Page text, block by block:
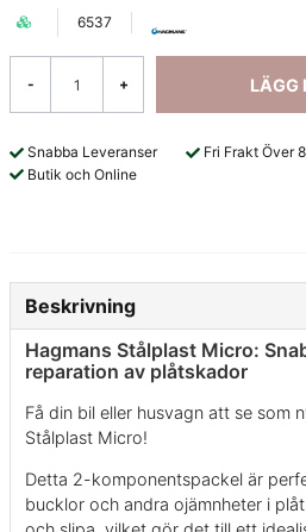
6537
- + LÄGG
Snabba Leveranser Fri Frakt Över
Butik och Online
Beskrivning
Hagmans Stålplast Micro:
reparation av plåtskador
Få din bil eller husvagn att se som
Stålplast Micro!
Detta 2-komponentspackel är
bucklor och andra ojämnheter i